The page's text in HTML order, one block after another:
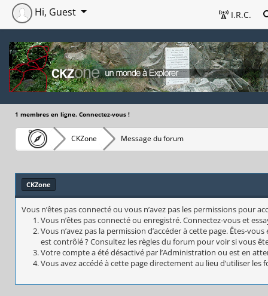
I.R.C.
Hi, Guest
1 membres en ligne. Connectez-vous !
CKZone Message du forum
CKZone
Vous n’êtes pas connecté ou vous n’avez pas les permissions pour
Vous n’êtes pas connecté ou enregistré. Connectez-vous et
Vous n’avez pas la permission d’accéder à cette page. Êtes-
est contrôlé ? Consultez les règles du forum pour voir si vous
Votre compte a été désactivé par l’Administration ou est en
Vous avez accédé à cette page directement au lieu d’utiliser